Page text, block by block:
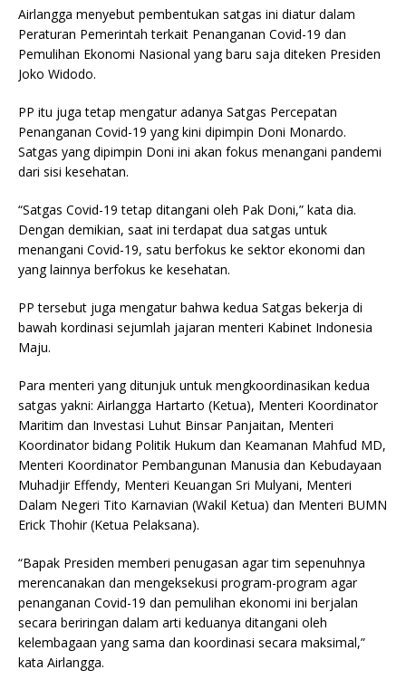
Airlangga menyebut pembentukan satgas ini diatur dalam
Peraturan Pemerintah terkait Penanganan Covid-19 dan
Pemulihan Ekonomi Nasional yang baru saja diteken Presiden
Joko Widodo.
PP itu juga tetap mengatur adanya Satgas Percepatan
Penanganan Covid-19 yang kini dipimpin Doni Monardo.
Satgas yang dipimpin Doni ini akan fokus menangani pandemi
dari sisi kesehatan.
“Satgas Covid-19 tetap ditangani oleh Pak Doni,” kata dia.
Dengan demikian, saat ini terdapat dua satgas untuk
menangani Covid-19, satu berfokus ke sektor ekonomi dan
yang lainnya berfokus ke kesehatan.
PP tersebut juga mengatur bahwa kedua Satgas bekerja di
bawah kordinasi sejumlah jajaran menteri Kabinet Indonesia
Maju.
Para menteri yang ditunjuk untuk mengkoordinasikan kedua
satgas yakni: Airlangga Hartarto (Ketua), Menteri Koordinator
Maritim dan Investasi Luhut Binsar Panjaitan, Menteri
Koordinator bidang Politik Hukum dan Keamanan Mahfud MD,
Menteri Koordinator Pembangunan Manusia dan Kebudayaan
Muhadjir Effendy, Menteri Keuangan Sri Mulyani, Menteri
Dalam Negeri Tito Karnavian (Wakil Ketua) dan Menteri BUMN
Erick Thohir (Ketua Pelaksana).
“Bapak Presiden memberi penugasan agar tim sepenuhnya
merencanakan dan mengeksekusi program-program agar
penanganan Covid-19 dan pemulihan ekonomi ini berjalan
secara beriringan dalam arti keduanya ditangani oleh
kelembagaan yang sama dan koordinasi secara maksimal,”
kata Airlangga.